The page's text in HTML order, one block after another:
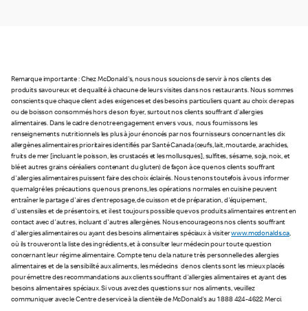
Remarque importante : Chez McDonald's, nous nous soucions de servir à nos clients des
produits savoureux et de qualité à chacune de leurs visites dans nos restaurants. Nous sommes
conscients que chaque client a des exigences et des besoins particuliers quant au choix de repas
ou de boisson consommés hors de son foyer, surtout nos clients souffrant d’allergies
alimentaires. Dans le cadre de notre engagement envers vous, nous fournissons les
renseignements nutritionnels les plus à jour énoncés par nos fournisseurs concernant les dix
allergènes alimentaires prioritaires identifiés par Santé Canada (œufs, lait, moutarde, arachides,
fruits de mer [incluant le poisson, les crustacés et les mollusques], sulfites, sésame, soja, noix, et
blé et autres grains céréaliers contenant du gluten) de façon à ce que nos clients souffrant
d'allergies alimentaires puissent faire des choix éclairés. Nous tenons toutefois à vous informer
que malgré les précautions que nous prenons, les opérations normales en cuisine peuvent
entraîner le partage d'aires d'entreposage, de cuisson et de préparation, d'équipement,
d'ustensiles et de présentoirs, et il est toujours possible que vos produits alimentaires entrent en
contact avec d'autres, incluant d'autres allergènes. Nous encourageons nos clients souffrant
d'allergies alimentaires ou ayant des besoins alimentaires spéciaux à visiterwww.mcdonalds.ca,
où ils trouveront la liste des ingrédients, et à consulter leur médecin pour toute question
concernant leur régime alimentaire. Compte tenu de la nature très personnelle des allergies
alimentaires et de la sensibilité aux aliments, les médecins de nos clients sont les mieux placés
pour émettre des recommandations aux clients souffrant d'allergies alimentaires et ayant des
besoins alimentaires spéciaux. Si vous avez des questions sur nos aliments, veuillez
communiquer avec le Centre de service à la clientèle de McDonald's au 1 888 424-4622. Merci.